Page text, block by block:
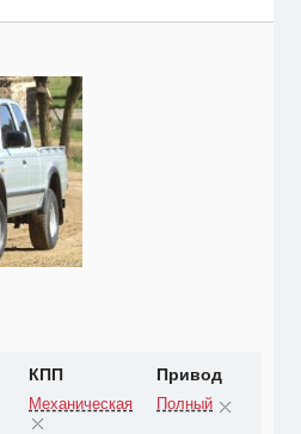
КПП
Механическая
Привод
Полный